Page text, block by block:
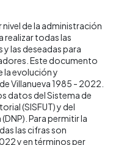
de la administración
realizar todas las
las deseadas para
Este documento
la evolución y
Villanueva 1985 - 2022.
datos del Sistema de
(SISFUT) y del
Para permitir la
las cifras son
y en términos per